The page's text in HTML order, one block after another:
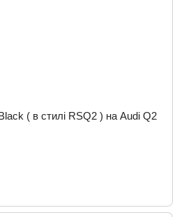
( в стилі RSQ2 ) на Audi Q2